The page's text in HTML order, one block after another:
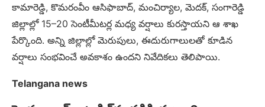
కామారెడ్డి, కొమరంవీం ఆసిఫాబాద్, మంచిర్యాల, మెదక్, సంగారెడ్డి
జిల్లాల్లో 15–20 సెంటీమీటర్ల మధ్య వర్షాలు కురస్తాయని ఆ శాఖ
పేర్కొంది. అన్ని జిల్లాల్లో మెరుపులు, ఈదురుగాలులతో కూడిన
వర్షాలు సంభవించే అవకాశం ఉందని నివేదికలు తెలిపాయి.
Telangana news